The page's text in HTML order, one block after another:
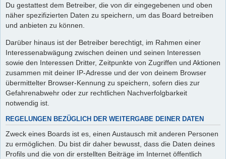
Du gestattest dem Betreiber, die von dir eingegebenen und oben
näher spezifizierten Daten zu speichern, um das Board betreiben
und anbieten zu können.
Darüber hinaus ist der Betreiber berechtigt, im Rahmen einer
Interessenabwägung zwischen deinen und seinen Interessen
sowie den Interessen Dritter, Zeitpunkte von Zugriffen und Aktionen
zusammen mit deiner IP-Adresse und der von deinem Browser
übermittelter Browser-Kennung zu speichern, sofern dies zur
Gefahrenabwehr oder zur rechtlichen Nachverfolgbarkeit
notwendig ist.
REGELUNGEN BEZÜGLICH DER WEITERGABE DEINER DATEN
Zweck eines Boards ist es, einen Austausch mit anderen Personen
zu ermöglichen. Du bist dir daher bewusst, dass die Daten deines
Profils und die von dir erstellten Beiträge im Internet öffentlich